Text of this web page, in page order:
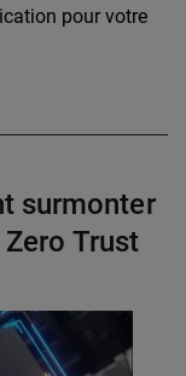
pour votre
surmonter
Trust